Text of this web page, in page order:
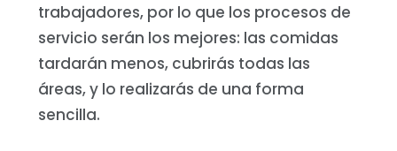
trabajadores, por lo que los procesos de
servicio serán los mejores: las comidas
tardarán menos, cubrirás todas las
áreas, y lo realizarás de una forma
sencilla.